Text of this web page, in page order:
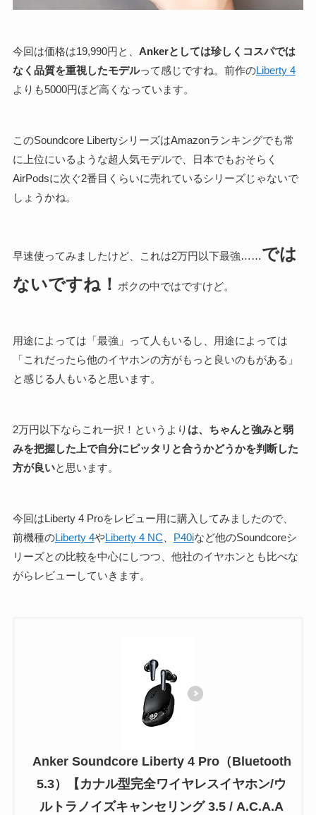
今回は価格は19,990円と、 Ankerとしては珍しくコスパでは
なく品質を重視したモデルって感じですね。前作のLiberty 4
よりも5000円ほど高くなっています。
このSoundcore LibertyシリーズはAmazonランキングでも常
に上位にいるような超人気モデルで、日本でもおそらく
AirPodsに次ぐ2番目くらいに売れているシリーズじゃないで
しょうかね。
早速使ってみましたけど、これは2万円以下最強……では
ないですね！ ボクの中ではですけど。
用途によっては「最強」って人もいるし、用途によっては
「これだったら他のイヤホンの方がもっと良いのもがある」
と感じる人もいると思います。
2万円以下ならこれ一択！というより は、ちゃんと強みと弱
みを把握した上で自分にピッタリと合うかどうかを判断した
方が良いと思います。
今回はLiberty 4 Proをレビュー用に購入してみましたので、
前機種のLiberty 4やLiberty 4 NC P40iなど他のSoundcoreシ
リーズとの比較を中心にしつつ、他社のイヤホンとも比べな
がらレビューしていきます。
Anker Soundcore Liberty 4 Pro（Bluetooth
5.3）【カナル型完全ワイヤレスイヤホン/ウ
ルトラノイズキャンセリング 3.5 / A.C.A.A